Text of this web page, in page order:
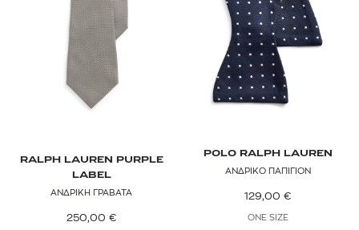
Θήκες κινητού
Μπρελόκ
Παπιγιόν
Θερμός
Θήκη καρτών
POLO RALPH LAUREN
RALPH LAUREN PURPLE LABEL
TOMMY HILFIGER
Ροζ
Πολύχρωμο
Καφέ
RALPH LAUREN PURPLE
LABEL
ΑΝΔΡΙΚΗ ΓΡΑΒΑΤΑ
250,00 €
POLO RALPH LAUREN
ΑΝΔΡΙΚΟ ΠΑΠΙΓΙΟΝ
129,00 €
ONE SIZE